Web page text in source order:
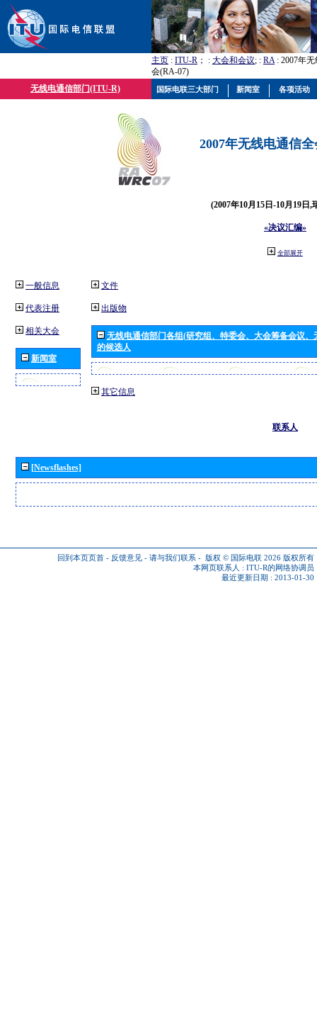
主页 : ITU-R ； : 大会和会议; : RA: 2007年
会(RA-07)
无线电通信部门(ITU-R)
2007年无线电通信
(2007年10月15日-10月19日,
«决议汇编»
全部展开
一般信息
代表注册
相关大会
新闻室
文件
出版物
无线电通信部门各组(研究组、特委会、大会筹备会议
的候选人
其它信息
联系人
[Newsflashes]
回到本页页首 - 反馈意见 - 请与我们联系 - 版权 © 国际电联 2026 版权所有
本网页联系人 : ITU-R的网络协调员
最近更新日期 : 2013-01-30
国际电联三大部门 新闻室 各项活动